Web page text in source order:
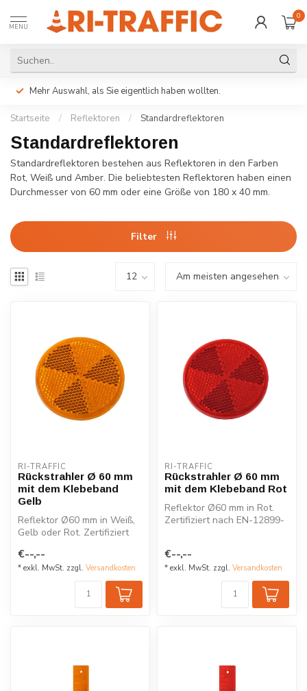
MENU
0
Mehr Auswahl, als Sie eigentlich haben wollten.
Startseite / Reflektoren / Standardreflektoren
Standardreflektoren
Standardreflektoren bestehen aus Reflektoren in den Farben
Rot, Weiß und Amber. Die beliebtesten Reflektoren haben einen
Durchmesser von 60 mm oder eine Größe von 180 x 40 mm.
Filter
RI-TRAFFIC
Rückstrahler Ø 60 mm
mit dem Klebeband
Gelb
Reflektor Ø60 mm in Weiß,
Gelb oder Rot. Zertifiziert
Langlebig...
€--,--
* exkl. MwSt. zzgl. Versandkosten
RI-TRAFFIC
Rückstrahler Ø 60 mm
mit dem Klebeband Rot
Reflektor Ø60 mm in Rot.
Zertifiziert nach EN-12899-
€--,--
* exkl. MwSt. zzgl. Versandkosten